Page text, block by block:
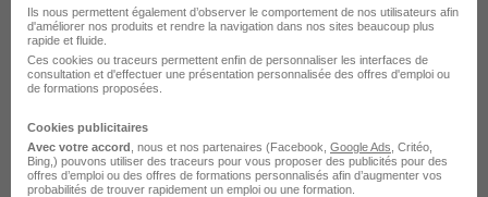
Maison et Services recrute autour de
Nogent-le-Rotrou
Maison et Services Chartres
Ils nous permettent également d’observer le comportement de nos utilisateurs afin
d'améliorer nos produits et rendre la navigation dans nos sites beaucoup plus
rapide et fluide.
Ces cookies ou traceurs permettent enfin de personnaliser les interfaces de
consultation et d'effectuer une présentation personnalisée des offres d'emploi ou
de formations proposées.
Cookies publicitaires
Avec votre accord , nous et nos partenaires (Facebook, Google Ads , Critéo,
Bing,) pouvons utiliser des traceurs pour vous proposer des publicités pour des
offres d’emploi ou des offres de formations personnalisés afin d’augmenter vos
probabilités de trouver rapidement un emploi ou une formation.